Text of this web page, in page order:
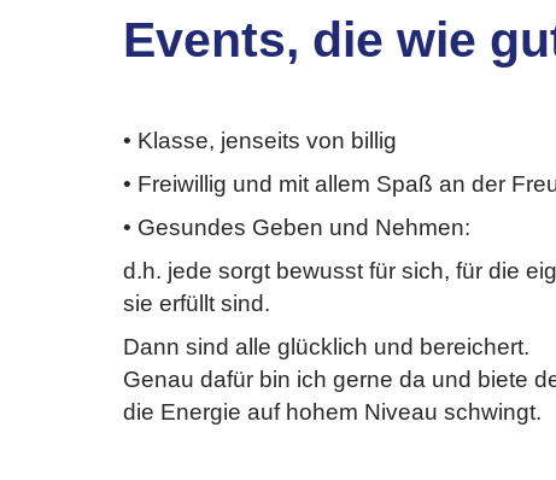
Events, die wie
• Klasse, jenseits von billig
• Freiwillig und mit allem Spaß an der
• Gesundes Geben und Nehmen:
d.h. jede sorgt bewusst für sich, für die
sie erfüllt sind.
Dann sind alle glücklich und bereichert.
Genau dafür bin ich gerne da und biete
die Energie auf hohem Niveau schwingt.